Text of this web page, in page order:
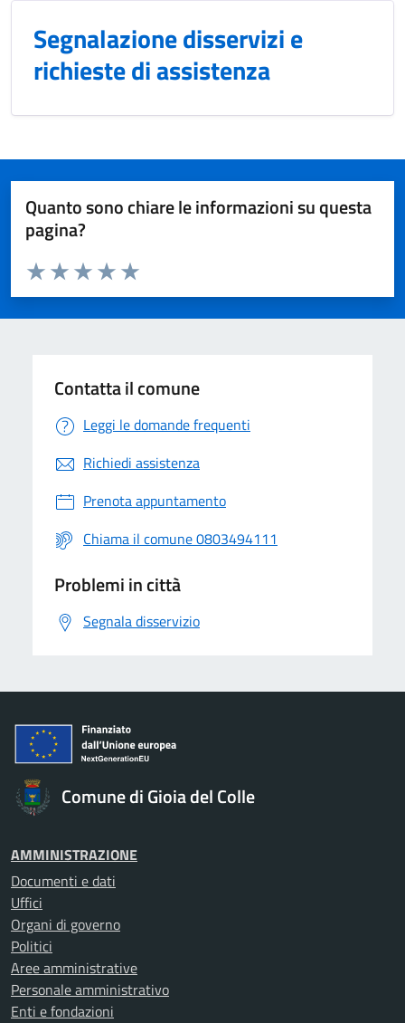
Segnalazione disservizi e
richieste di assistenza
Quanto sono chiare le informazioni su questa
pagina?
Valuta da 1 a 5 stelle la pagina
Valuta 5 stelle su 5
Valuta 4 stelle su 5
Valuta 3 stelle su 5
Valuta 2 stelle su 5
Valuta 1 stelle su 5
Contatta il comune
Leggi le domande frequenti
Richiedi assistenza
Prenota appuntamento
Chiama il comune 0803494111
Problemi in città
Segnala disservizio
Comune di Gioia del Colle
AMMINISTRAZIONE
Documenti e dati
Uffici
Organi di governo
Politici
Aree amministrative
Personale amministrativo
Enti e fondazioni